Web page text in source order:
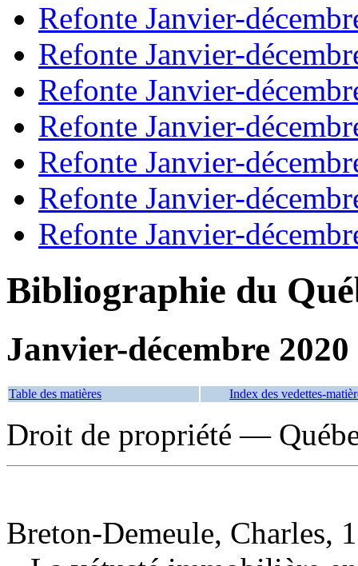
Refonte Janvier-
Refonte Janvier-
Refonte Janvier-
Refonte Janvier-
Refonte Janvier-
Refonte Janvier-
Refonte Janvier-
Bibliographie du
Janvier-décembre 2020
Table des matières Index des vedettes-
Droit de propriété —
Breton-Demeule, Charles,